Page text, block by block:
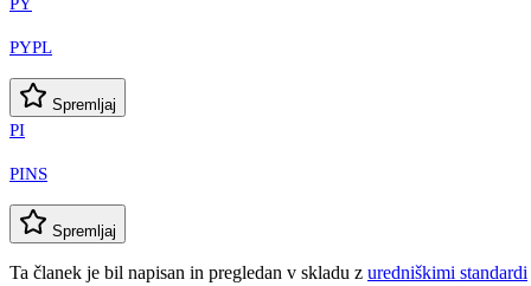
PY
PYPL
Spremljaj
PI
PINS
Spremljaj
Ta članek je bil napisan in pregledan v skladu z uredniškimi standardi